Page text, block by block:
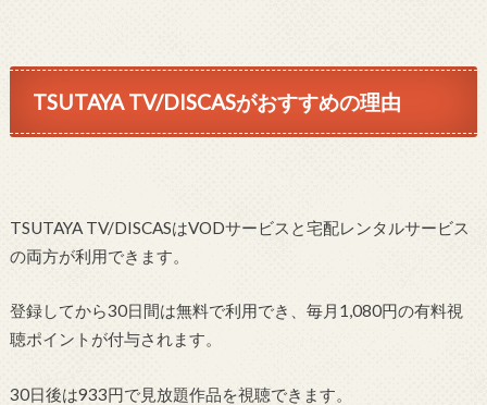
TSUTAYA TV/DISCASがおすすめの理由
TSUTAYA TV/DISCASはVODサービスと宅配レンタルサービス
の両方が利用できます。
登録してから30日間は無料で利用でき、毎月1,080円の有料視
聴ポイントが付与されます。
30日後は933円で見放題作品を視聴できます。